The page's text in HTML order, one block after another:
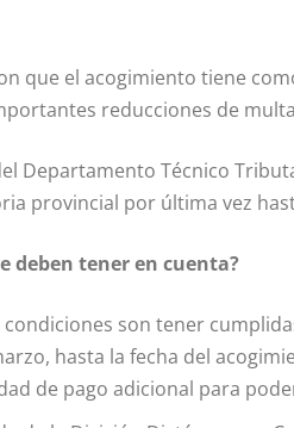
que el acogimiento tiene
reducciones de
Departamento Técnico
provincial por última vez
deben tener en cuenta?
son tener
hasta la fecha del
de pago adicional para